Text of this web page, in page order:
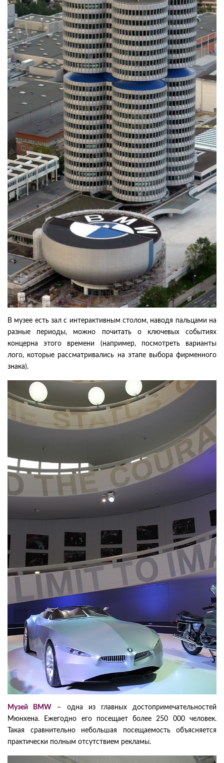
В музее есть зал с интерактивным столом, наводя пальцами на
разные периоды, можно почитать о ключевых событиях
концерна этого времени (например, посмотреть варианты
лого, которые рассматривались на этапе выбора фирменного
знака).
Музей BMW – одна из главных достопримечательностей
Мюнхена. Ежегодно его посещает более 250 000 человек.
Такая сравнительно небольшая посещаемость объясняется
практически полным отсутствием рекламы.